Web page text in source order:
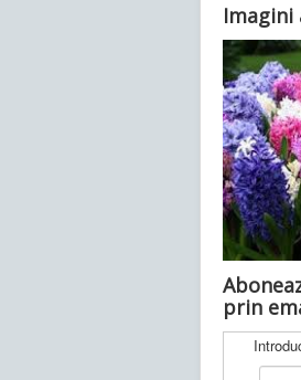
Imagini
prin